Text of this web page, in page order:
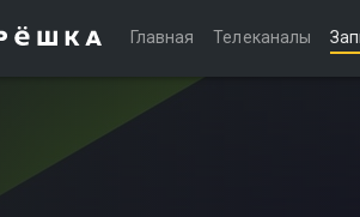
Главная Телеканалы